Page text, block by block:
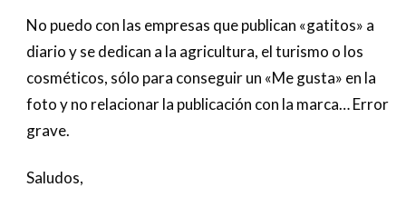
No puedo con las empresas que publican «gatitos» a
diario y se dedican a la agricultura, el turismo o los
cosméticos, sólo para conseguir un «Me gusta» en la
foto y no relacionar la publicación con la marca… Error
grave.
Saludos,